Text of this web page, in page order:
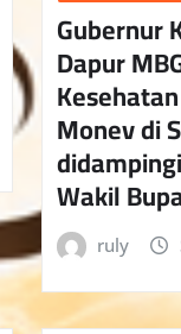
Gubernur
Dapur
Monev di
Wakil
ruly